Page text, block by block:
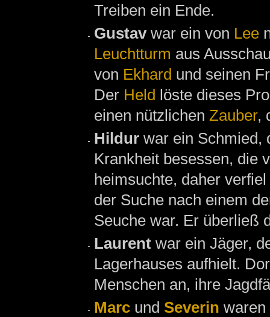
Treiben ein Ende.
Gustavwar ein von Lee
Leuchtturm aus
von Ekhard und seinen
Der Held löste dieses
einen nützlichen Zauber,
Hildur war ein Schmied,
Krankheit besessen, die
heimsuchte, daher
der Suche nach einem
Seuche war. Er überließ
Laurent war ein Jäger,
Lagerhauses aufhielt.
Menschen an, ihre
Marc und Severin